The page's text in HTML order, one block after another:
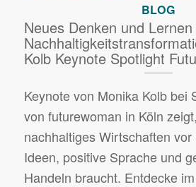
BLOG
Neues Denken und
Kolb Keynote Spotlight
Keynote von Monika Kolb bei
von futurewoman in Köln
nachhaltiges Wirtschaften
Ideen, positive Sprache und
Handeln braucht. Entdecke